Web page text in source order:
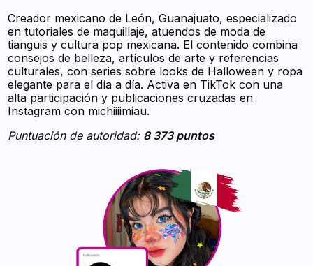
Creador mexicano de León, Guanajuato, especializado
en tutoriales de maquillaje, atuendos de moda de
tianguis y cultura pop mexicana. El contenido combina
consejos de belleza, artículos de arte y referencias
culturales, con series sobre looks de Halloween y ropa
elegante para el día a día. Activa en TikTok con una
alta participación y publicaciones cruzadas en
Instagram con michiiiimiau.
Puntuación de autoridad: 8 373 puntos